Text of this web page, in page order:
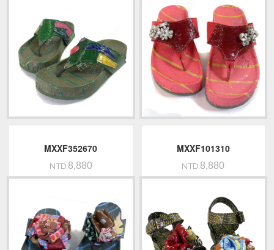
MXXF352670
NTD.8,880
MXXF101310
NTD.8,880